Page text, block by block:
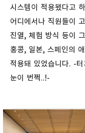
시스템이 적용됐다고
어디에서나 직원들이
진열, 체험 방식 등이
홍콩, 일본, 스페인의
적용돼 있었습니다. -
눈이 번쩍..!-